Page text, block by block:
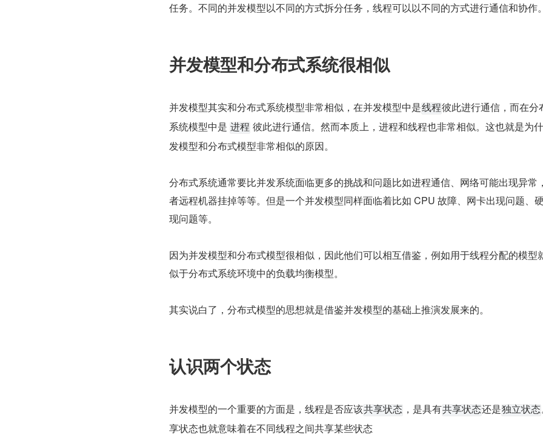
任务。不同的并发模型以不同的方式拆分任务，线程可以以不同的方式进行通信和协作
并发模型和分布式系统很相似
并发模型其实和分布式系统模型非常相似，在并发模型中是线程彼此进行通信，而在分
系统模型中是 进程 彼此进行通信。然而本质上，进程和线程也非常相似。这也就是为
发模型和分布式模型非常相似的原因。
分布式系统通常要比并发系统面临更多的挑战和问题比如进程通信、网络可能出现异常
者远程机器挂掉等等。但是一个并发模型同样面临着比如 CPU 故障、网卡出现问题、
现问题等。
因为并发模型和分布式模型很相似，因此他们可以相互借鉴，例如用于线程分配的模型
似于分布式系统环境中的负载均衡模型。
其实说白了，分布式模型的思想就是借鉴并发模型的基础上推演发展来的。
认识两个状态
并发模型的一个重要的方面是，线程是否应该共享状态 ，是具有共享状态还是独立状态
享状态也就意味着在不同线程之间共享某些状态